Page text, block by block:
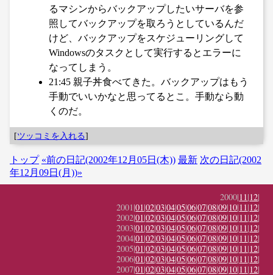
るマシンからバックアップしたいサーバを参
照してバックアップを取ろうとしているんだ
けど、バックアップをスケジューリングして
Windowsのタスクとして実行するとエラーに
なってしまう。
21:45 親子丼食べてきた。バックアップはもう
手動でいいかなと思ってるとこ。手動なら動
くのだ。
[ツッコミを入れる]
トップ «前の日記(2002年12月05日(木)) 最新 次の日記(2002
年12月09日(月))»
2000|11|12|
2001|01|02|03|04|05|06|07|08|09|10|11|12|
2002|01|02|03|04|05|06|07|08|09|10|11|12|
2003|01|02|03|04|05|06|07|08|09|10|11|12|
2004|01|02|03|04|05|06|07|08|09|10|11|12|
2005|01|02|03|04|05|06|07|08|09|10|11|12|
2006|01|02|03|04|05|06|07|08|09|10|11|12|
2007|01|02|03|04|05|06|07|08|09|10|11|12|